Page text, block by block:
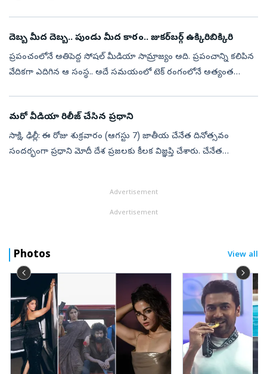
దెబ్బ మీద దెబ్బ.. పుండు మీద కారం.. జుకర్‌బర్గ్‌ ఉక్కిరిబిక్కిరి
ప్రపంచంలోనే అతిపెద్ద సోషల్‌ మీడియా సామ్రాజ్యం అది. ప్రపంచాన్ని కలిపిన
వేదికగా ఎదిగిన ఆ సంస్థ.. అదే సమయంలో టెక్‌ రంగంలోనే అత్యంత
మరో వీడియా రిలీజ్ చేసిన ప్రధాని
సాక్షి, ఢిల్లీ: ఈ రోజు శుక్రవారం (ఆగస్టు 7) జాతీయ చేనేత దినోత్సవం
సందర్భంగా ప్రధాని మోదీ దేశ ప్రజలకు కీలక విజ్ఞప్తి చేశారు. చేనేత
Advertisement
Advertisement
Photos View all